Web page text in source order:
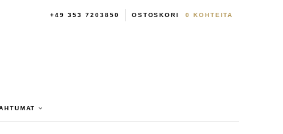
OSTOSKORI 0 KOHTEITA
+49 353 7203850